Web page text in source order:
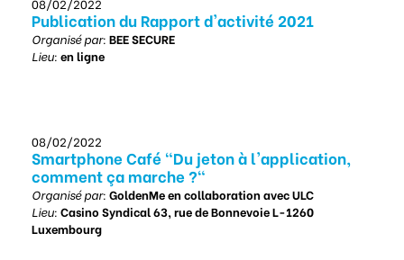
Publication du Rapport d'activité 2021
Organisé par: BEE SECURE
Lieu: en ligne
08/02/2022
Smartphone Café "Du jeton à l'application,
comment ça marche ?"
Organisé par: GoldenMe en collaboration avec ULC
Lieu: Casino Syndical 63, rue de Bonnevoie L-1260
Luxembourg